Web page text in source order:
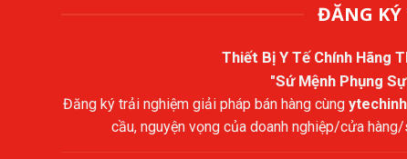
ĐĂNG KÝ
Thiết Bị Y Tế Chính Hãng
"Sứ Mệnh Phụng
Đăng ký trải nghiệm giải pháp bán hàng cùng
cầu, nguyện vọng của doanh nghiệp/cửa